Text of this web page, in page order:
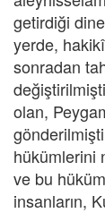
getirdiği
yerde,
sonradan
olan,
hükümlerini
ve bu
insanların,